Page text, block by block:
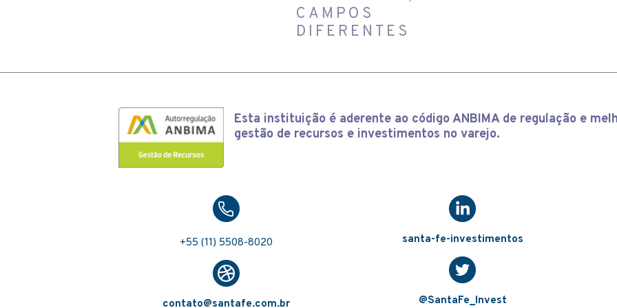
CAMPOS
DIFERENTES
Esta instituição é aderente ao código ANBIMA de regulação e
gestão de recursos e investimentos no varejo.
+55 (11) 5508-8020
contato@santafe.com.br
santa-fe-investimentos
@SantaFe_Invest